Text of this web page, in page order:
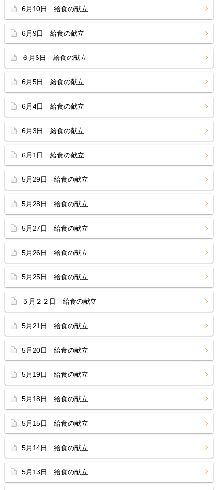
6月10日 給食の献立
6月9日 給食の献立
６月6日 給食の献立
6月5日 給食の献立
6月4日 給食の献立
6月3日 給食の献立
6月1日 給食の献立
5月29日 給食の献立
5月28日 給食の献立
5月27日 給食の献立
5月26日 給食の献立
5月25日 給食の献立
５月２２日 給食の献立
5月21日 給食の献立
5月20日 給食の献立
5月19日 給食の献立
5月18日 給食の献立
5月15日 給食の献立
5月14日 給食の献立
5月13日 給食の献立